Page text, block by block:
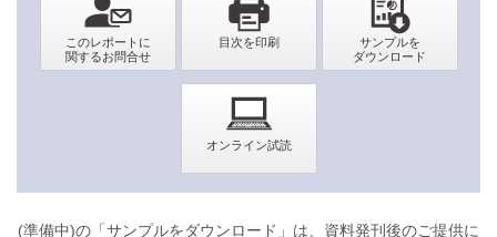
(準備中)の「サンプルをダウンロード」は、資料発刊後のご提供に